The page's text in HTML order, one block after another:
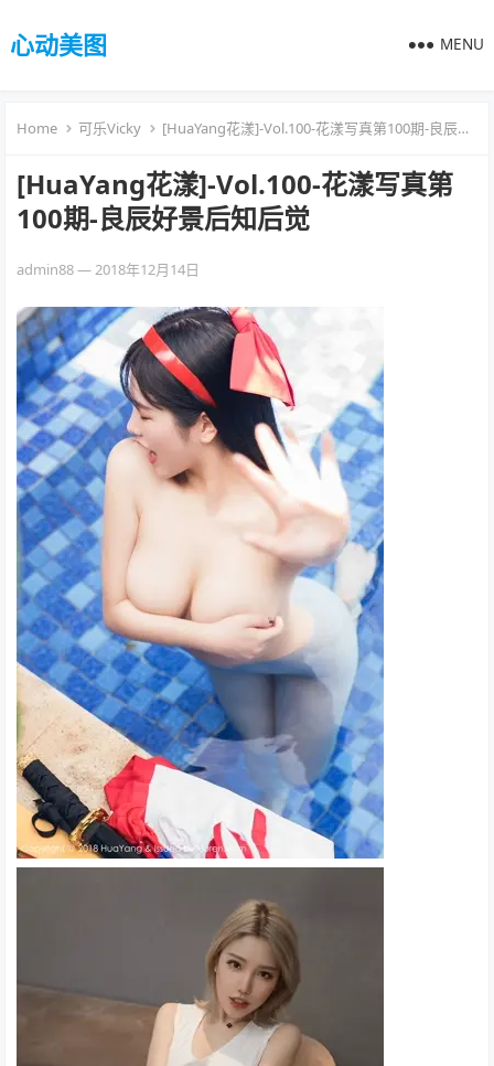
心动美图 MENU
Home 可乐Vicky [HuaYang花漾]-Vol.100-花漾写真第100期-良辰好景后知后觉
[HuaYang花漾]-Vol.100-花漾写真第
100期-良辰好景后知后觉
admin88—2018年12月14日